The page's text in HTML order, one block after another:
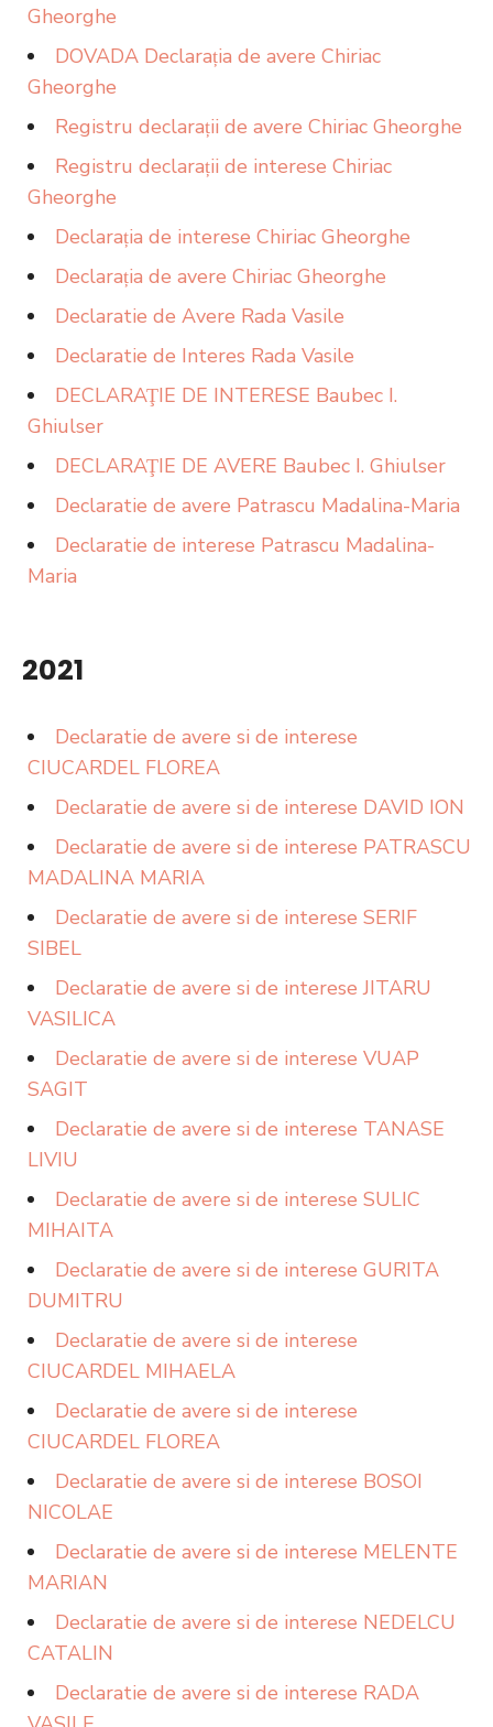
Gheorghe
DOVADA Declarația de avere Chiriac
Gheorghe
Registru declarații de avere Chiriac Gheorghe
Registru declarații de interese Chiriac
Gheorghe
Declarația de interese Chiriac Gheorghe
Declarația de avere Chiriac Gheorghe
Declaratie de Avere Rada Vasile
Declaratie de Interes Rada Vasile
DECLARAŢIE DE INTERESE Baubec I.
Ghiulser
DECLARAŢIE DE AVERE Baubec I. Ghiulser
Declaratie de avere Patrascu Madalina-Maria
Declaratie de interese Patrascu Madalina-
Maria
2021
Declaratie de avere si de interese
CIUCARDEL FLOREA
Declaratie de avere si de interese DAVID ION
Declaratie de avere si de interese PATRASCU
MADALINA MARIA
Declaratie de avere si de interese SERIF
SIBEL
Declaratie de avere si de interese JITARU
VASILICA
Declaratie de avere si de interese VUAP
SAGIT
Declaratie de avere si de interese TANASE
LIVIU
Declaratie de avere si de interese SULIC
MIHAITA
Declaratie de avere si de interese GURITA
DUMITRU
Declaratie de avere si de interese
CIUCARDEL MIHAELA
Declaratie de avere si de interese
CIUCARDEL FLOREA
Declaratie de avere si de interese BOSOI
NICOLAE
Declaratie de avere si de interese MELENTE
MARIAN
Declaratie de avere si de interese NEDELCU
CATALIN
Declaratie de avere si de interese RADA